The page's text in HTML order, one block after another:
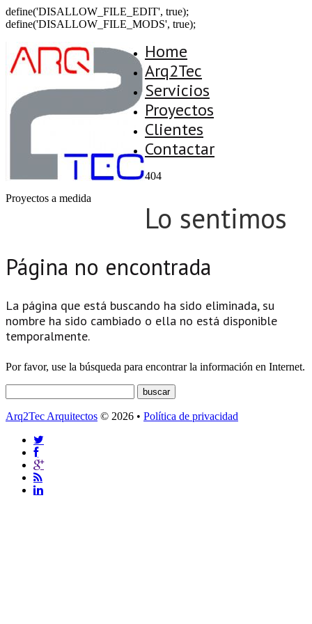
define('DISALLOW_FILE_EDIT', true);
define('DISALLOW_FILE_MODS', true);
Proyectos a medida
Home
Arq2Tec
Servicios
Proyectos
Clientes
Contactar
404
Lo sentimos
Página no encontrada
La página que está buscando ha sido eliminada, su
nombre ha sido cambiado o ella no está disponible
temporalmente.
Por favor, use la búsqueda para encontrar la información en Internet.
Arq2Tec Arquitectos © 2026 • Política de privacidad